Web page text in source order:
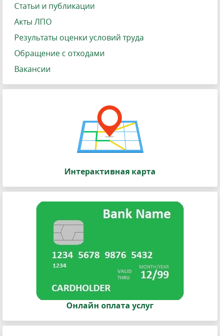
Статьи и публикации
Акты ЛПО
Результаты оценки условий труда
Обращение с отходами
Вакансии
Интерактивная карта
Онлайн оплата услуг